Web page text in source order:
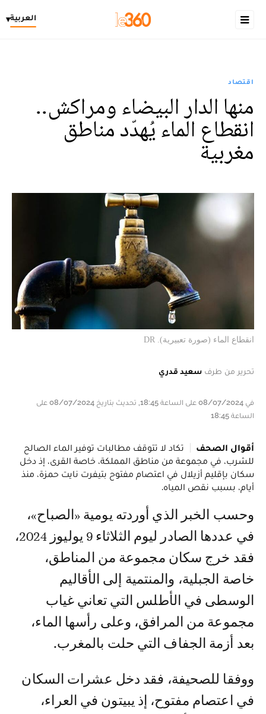
العربية▾
اقتصاد
منها الدار البيضاء ومراكش..
انقطاع الماء يُهدّد مناطق
مغربية
انقطاع الماء (صورة تعبيرية). DR
تحرير من طرف سعيد قدري
في 08/07/2024 على الساعة 18:45, تحديث بتاريخ 08/07/2024 على
الساعة 18:45
أقوال الصحف
تكاد لا تتوقف مطالبات توفير الماء الصالح
للشرب، في مجموعة من مناطق المملكة، خاصة القرى، إذ دخل
سكان بإقليم أزيلال في اعتصام مفتوح بتيفرت نايت حمزة، منذ
أيام، بسبب نقص المياه.
وحسب الخبر الذي أوردته يومية «الصباح»،
في عددها الصادر ليوم الثلاثاء 9 يوليوز 2024،
فقد خرج سكان مجموعة من المناطق،
خاصة الجبلية، والمنتمية إلى الأقاليم
الوسطى في الأطلس التي تعاني غياب
مجموعة من المرافق، وعلى رأسها الماء،
بعد أزمة الجفاف التي حلت بالمغرب.
ووفقا للصحيفة، فقد دخل عشرات السكان
في اعتصام مفتوح، إذ يبيتون في العراء،